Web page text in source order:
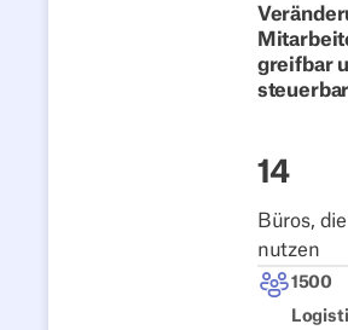
greifbar
14
Büros,
nutzen
1500